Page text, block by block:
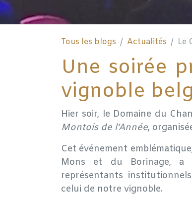
Tous les blogs Actualités Le
Une soirée
vignoble
Hier soir, le Domaine du
Montois de l’Année,
Cet événement
Mons et du Borinage, a
représentants
celui de notre vignoble.